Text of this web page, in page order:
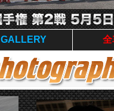
GALLERY 全